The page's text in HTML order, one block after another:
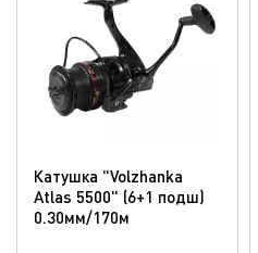
Катушка "Volzhanka
Atlas 5500" (6+1 подш)
0.30мм/170м